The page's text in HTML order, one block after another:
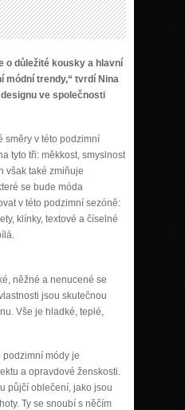
o důležité kousky a hlavní
módní trendy,“ tvrdí Nina
ve společnosti
směry v této podzimní
tyto tři: měkkost, smyslnost
však také zmiňuje
se bude móda
v této podzimní sezóně:
klínky, textové a číselné
něžné a nenucené se
jsou skutečnou
Vše je hladké, teplé,
podzimní módy je
a opravdové ženskosti.
půjčí oblečení, jako jsou
Ty se snoubí s něčím